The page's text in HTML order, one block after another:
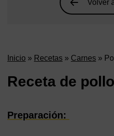
Volver
Inicio » Recetas » Carnes »
Receta de
Preparación: